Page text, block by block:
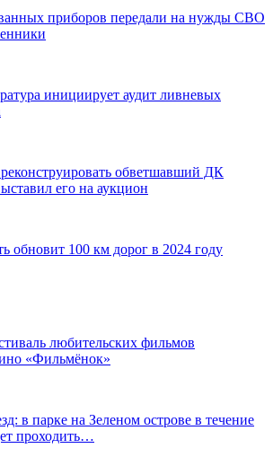
приборов передали на нужды СВО
инициирует аудит ливневых
обветшавший ДК
его на аукцион
обновит 100 км дорог в 2024 году
любительских фильмов
«Фильмёнок»
в парке на Зеленом острове в течение
проходить…